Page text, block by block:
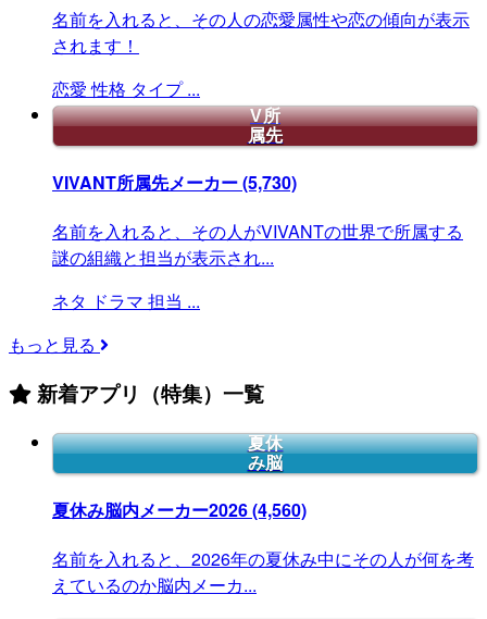
名前を入れると、その人の恋愛属性や恋の傾向が表示
されます！
恋愛 性格 タイプ ...
V所
属先
VIVANT所属先メーカー(5,730)
名前を入れると、その人がVIVANTの世界で所属する
謎の組織と担当が表示され...
ネタ ドラマ 担当 ...
もっと見る
新着アプリ（特集）一覧
夏休
み脳
夏休み脳内メーカー2026(4,560)
名前を入れると、2026年の夏休み中にその人が何を考
えているのか脳内メーカ...